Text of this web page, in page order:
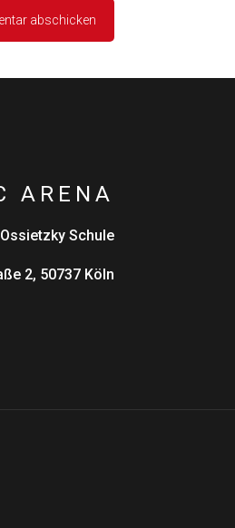
ARENA
Schule
2, 50737 Köln